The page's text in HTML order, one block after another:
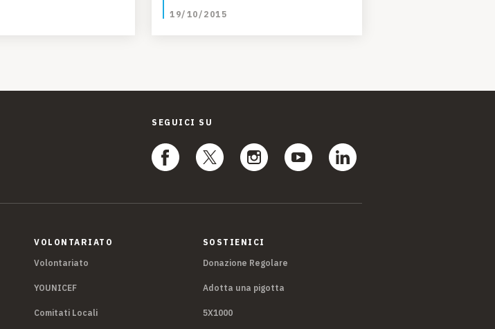
19/10/2015
SEGUICI SU
VOLONTARIATO
Volontariato
YOUNICEF
Comitati Locali
SOSTIENICI
Donazione Regolare
Adotta una pigotta
5X1000